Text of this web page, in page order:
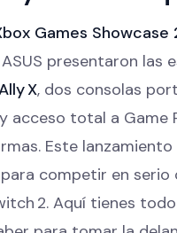
Games Showcase
presentaron las
X, dos consolas
acceso total a Game
Este
competir en serio
2. Aquí tienes